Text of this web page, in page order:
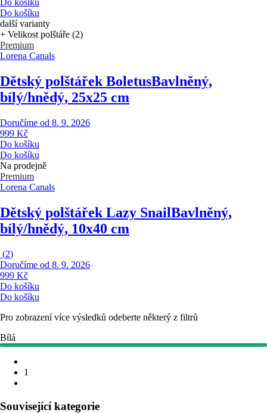
Do košíku
Do košíku
další varianty
+ Velikost polštáře (2)
Premium
Lorena Canals
Dětský polštářek BoletusBavlněný,
bílý/hnědý, 25x25 cm
Doručíme od 8. 9. 2026
999 Kč
Do košíku
Do košíku
Na prodejně
Premium
Lorena Canals
Dětský polštářek Lazy SnailBavlněný,
bílý/hnědý, 10x40 cm
(2)
Doručíme od 8. 9. 2026
999 Kč
Do košíku
Do košíku
Pro zobrazení více výsledků odeberte některý z filtrů
Bílá
1
Související kategorie